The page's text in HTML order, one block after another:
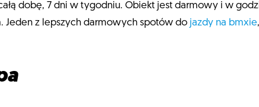
dobę, 7 dni w tygodniu. Obiekt jest darmowy i w
Jeden z lepszych darmowych spotów do jazdy na bmxie,